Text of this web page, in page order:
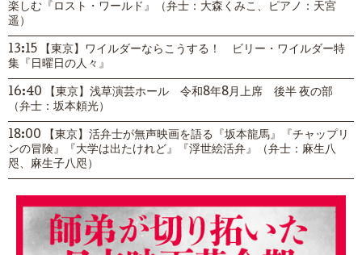
楽しむ『ロスト・ワールド』（弁士：大森くみこ、ピアノ：天宮
遥）
13:15 【東京】ワイルダーならこうする！ ビリー・ワイルダー特
集『日曜日の人々』
16:40 【東京】浅草演芸ホール 令和8年8月上席 後半 夜の部
（弁士：坂本頼光）
18:00 【東京】活弁士が無声映画を語る『坂本龍馬』『チャップリ
ンの冒険』『大学は出たけれど』『浮世絵活弁』（弁士：麻生八
咫、麻生子八咫）